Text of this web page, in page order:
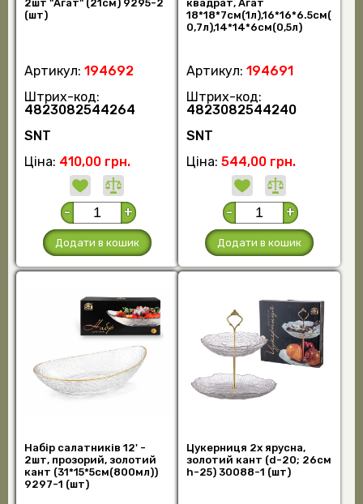
2шт "Агат" (21см) 9295-2
(шт)
Артикул: 194692
Штрих-код:
4823082544264
SNT
Ціна: 410,00 грн.
- +
Додати в кошик
квадрат, Агат
18*18*7см(1л),16*16*6.5см(
0,7л),14*14*6см(0,5л)
Артикул: 194691
Штрих-код:
4823082544240
SNT
Ціна: 544,00 грн.
- +
Додати в кошик
Набір салатників 12' -
2шт, прозорий, золотий
кант (31*15*5см(800мл))
9297-1 (шт)
Цукерниця 2х ярусна,
золотий кант (d-20; 26см
h-25) 30088-1 (шт)